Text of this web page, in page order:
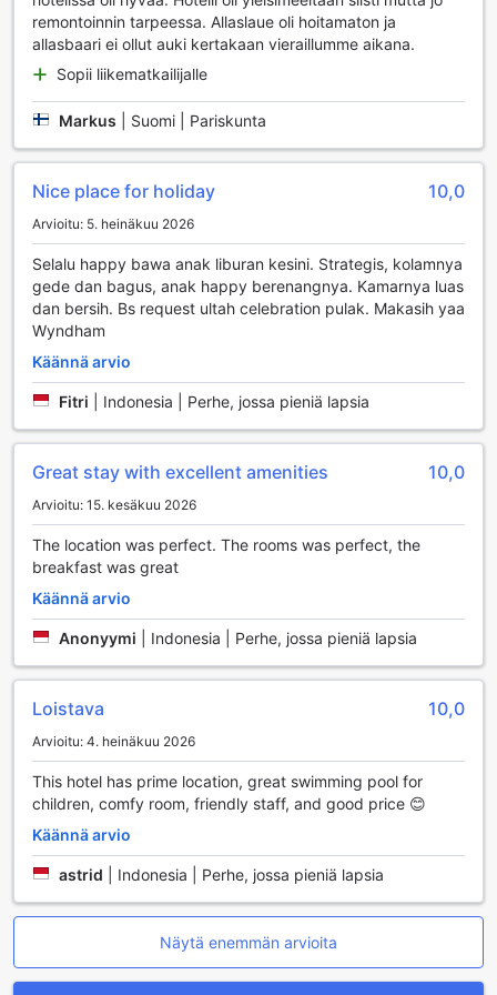
mielekästä tekemistä, joka auttaa sinua saavuttamaan
tavoitteesi. Vieraana voit nauttia ilmaisesta pääsystä
fitness-keskukseen, mikä tekee treenaamisesta helppoa ja
vaivatonta.
Ulkoilma-allasta ympäröivä kaunis trooppinen maisema luo
täydellisen ympäristön rentoutumiseen ja virkistymiseen.
pakopaikka, jossa voit nauttia auringosta ja virkistävistä
uinneista. Voit myös rentoutua allasbaarissa, jossa
Casablanca Jakarta yhdistää urheilun ja rentoutumisen,
tarjoten vierailleen mahdollisuuden ylläpitää aktiivista
elämäntapaa myös lomamatkalla.
Wyndham Casablanca Jakarta: Kätevä Palveluvalikoima
Wyndham Casablanca Jakarta tarjoaa vierailleen laajan
valikoiman käteviä palveluja, jotka tekevät oleskelusta
entistä miellyttävämpää. Hotellissa on 24 tunnin
huonepalvelu, joka takaa, että voit nauttia herkullisista
saatavilla on pesulapalvelu, kuivauspalvelu ja päivittäinen
siivous, jotka huolehtivat siitä, että huoneesi pysyy siistinä
ja mukavana. Hotellin palvelut, kuten turvalliset tallelokerot
ja matkatavaroiden säilytys, tekevät matkustamisesta
vaivattomampaa ja turvallisempaa.
concierge-palvelun, joka auttaa sinua järjestämään
aktiviteetteja ja antamaan paikallisia vinkkejä. Ilmainen Wi-
Fi kaikissa huoneissa ja julkisissa tiloissa pitää sinut
yhteydessä, ja erillinen tupakointialue takaa, että kaikki
vieraat voivat nauttia omasta rauhastaan. Lisäksi executive
lounge -käyttöoikeus tarjoaa ylimääräistä mukavuutta ja
rauhoittumisen mahdollisuuksia liikematkustajille. Nopea
sisään- ja uloskirjautuminen tekee saapumisesta ja
lähtemisestä vaivatonta, jotta voit keskittyä nauttimaan
oleskelustasi Wyndham Casablanca Jakartassa.
Wyndham Casablanca Jakartain
Liikennöintimahdollisuudet
Wyndham Casablanca Jakarta tarjoaa erinomaiset
liikennöintimahdollisuudet, jotka tekevät matkustamisesta
vaivatonta ja miellyttävää. Hotelli tarjoaa kätevän
lentokenttäkuljetuspalvelun, joka takaa sujuvan siirtymisen
remontoinnin tarpeessa. Allaslaue oli hoitamaton ja
allasbaari ei ollut auki kertakaan vieraillumme aikana.
Sopii liikematkailijalle
Markus Suomi | Pariskunta
Nice place for holiday 10,0
Arvioitu: 5. heinäkuu 2026
Selalu happy bawa anak liburan kesini. Strategis, kolamnya
gede dan bagus, anak happy berenangnya. Kamarnya luas
dan bersih. Bs request ultah celebration pulak. Makasih yaa
Wyndham
Käännä arvio
Fitri Indonesia | Perhe, jossa pieniä lapsia
Great stay with excellent amenities 10,0
Arvioitu: 15. kesäkuu 2026
The location was perfect. The rooms was perfect, the
breakfast was great
Käännä arvio
Anonyymi Indonesia | Perhe, jossa pieniä lapsia
Loistava 10,0
Arvioitu: 4. heinäkuu 2026
This hotel has prime location, great swimming pool for
children, comfy room, friendly staff, and good price 😊
Käännä arvio
astrid Indonesia | Perhe, jossa pieniä lapsia
Näytä enemmän arvioita